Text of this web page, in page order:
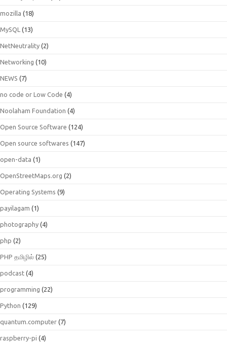
mozilla (18)
MySQL (13)
NetNeutrality (2)
Networking (10)
NEWS (7)
no code or Low Code (4)
Noolaham Foundation (4)
Open Source Software (124)
Open source softwares (147)
open-data (1)
OpenStreetMaps.org (2)
Operating Systems (9)
payilagam (1)
photography (4)
php (2)
PHP தமிழில் (25)
podcast (4)
programming (22)
Python (129)
quantum.computer (7)
raspberry-pi (4)